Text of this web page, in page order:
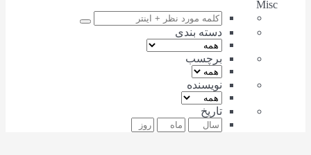
دسته بندی
برچسب
نویسنده
تاریخ